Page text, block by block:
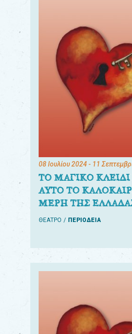
08 Ιουλίου 2024- 11
ΤΟ ΜΑΓΙΚΟ
ΑΥΤΟ ΤΟ
ΜΕΡΗ ΤΗΣ
ΘΕΑΤΡΟ ΠΕΡΙΟΔΕΙΑ